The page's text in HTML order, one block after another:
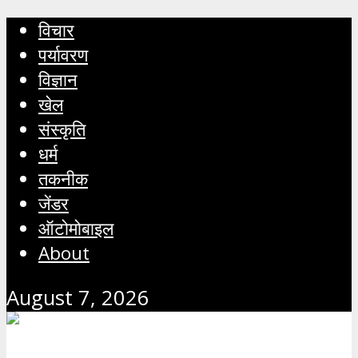
विचार
पर्यावरण
विज्ञान
खेल
संस्कृति
धर्म
तकनीक
जेंडर
ऑटोमोबाइल
About
August 7, 2026